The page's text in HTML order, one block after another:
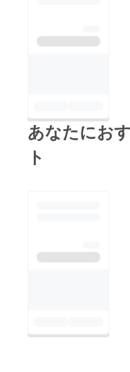
あなたにお
ト